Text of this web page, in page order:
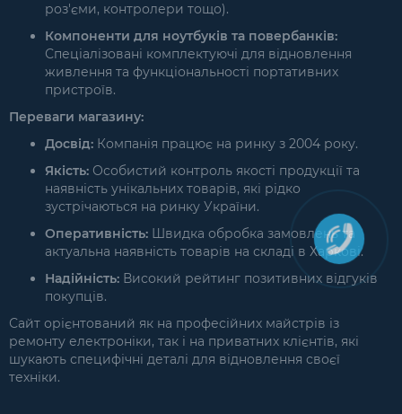
роз'єми, контролери тощо).
Компоненти для ноутбуків та повербанків:
Спеціалізовані комплектуючі для відновлення
живлення та функціональності портативних
пристроїв.
Переваги магазину:
Досвід: Компанія працює на ринку з 2004 року.
Якість: Особистий контроль якості продукції та
наявність унікальних товарів, які рідко
зустрічаються на ринку України.
Оперативність: Швидка обробка замовлень та
актуальна наявність товарів на складі в Харкові.
Надійність: Високий рейтинг позитивних відгуків
покупців.
Сайт орієнтований як на професійних майстрів із
ремонту електроніки, так і на приватних клієнтів, які
шукають специфічні деталі для відновлення своєї
техніки.